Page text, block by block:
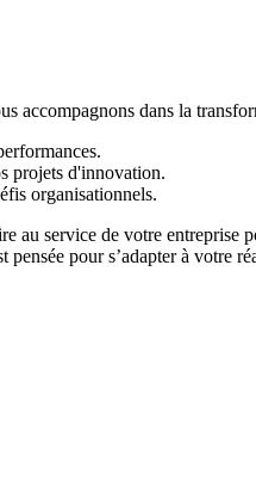
dans la
projets d'innovation.
organisationnels.
au service de votre
pensée pour s’adapter à votre